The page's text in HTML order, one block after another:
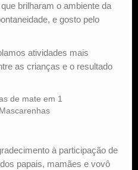
brilharam o ambiente da
e gosto pelo
atividades mais
as crianças e o resultado
de mate em 1
à participação de
papais, mamães e vovô